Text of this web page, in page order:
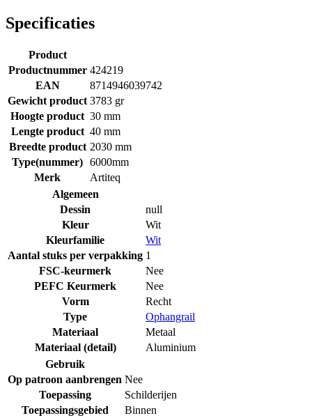
Specificaties
Product
Productnummer 424219
EAN
8714946039742
Gewicht product 3783 gr
Hoogte product 30 mm
Lengte product 40 mm
Breedte product 2030 mm
Type(nummer) 6000mm
Merk
Artiteq
Algemeen
Dessin
null
Kleur
Wit
Kleurfamilie
Wit
Aantal stuks per verpakking 1
FSC-keurmerk
Nee
PEFC Keurmerk
Nee
Vorm
Recht
Type
Ophangrail
Materiaal
Metaal
Materiaal (detail)
Aluminium
Gebruik
Op patroon aanbrengen Nee
Toepassing
Schilderijen
Toepassingsgebied
Binnen